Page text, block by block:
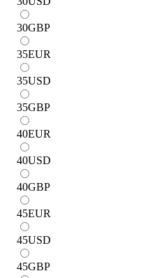
30GBP
35EUR
35USD
35GBP
40EUR
40USD
40GBP
45EUR
45USD
45GBP